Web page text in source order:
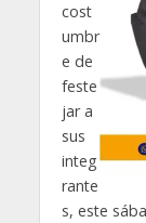
cost
umbr
e de
feste
jar a
sus
integ
rante
s, este